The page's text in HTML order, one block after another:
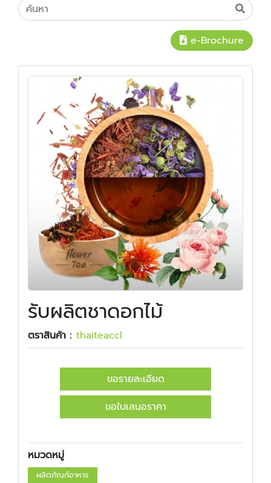
e-Brochure
รับผลิตชาดอกไม้
ตราสินค้า : ​​thaiteaccl
ขอรายละเอียด
ขอใบเสนอราคา
หมวดหมู่
ผลิตภัณฑ์อาหาร